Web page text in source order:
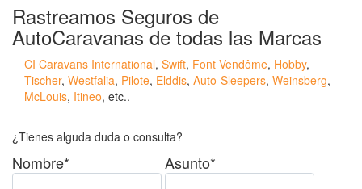
Rastreamos Seguros de
AutoCaravanas de todas las Marcas
CI Caravans International, Swift, Font Vendôme, Hobby,
Tischer, Westfalia, Pilote, Elddis, Auto-Sleepers, Weinsberg,
McLouis, Itineo, etc..
¿Tienes alguda duda o consulta?
Nombre* Asunto*